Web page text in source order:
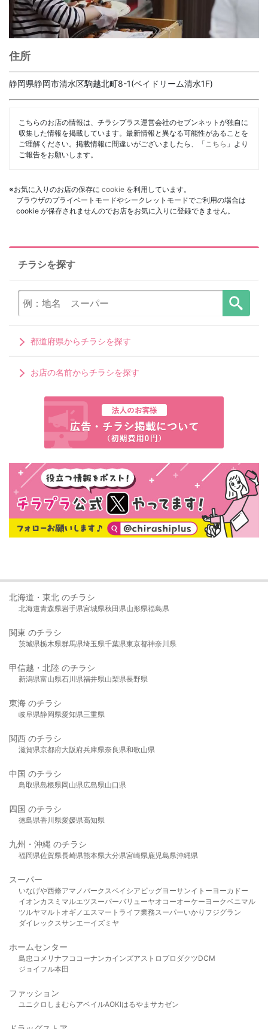
住所
静岡県静岡市清水区駒越北町8-1(ベイドリーム清水1F)
こちらのお店の情報は、チラシプラス運営会社のセブンネットが独自に
収集した情報を掲載しています。最新情報と異なる可能性があることを
ご理解ください。掲載情報に間違いがございましたら、「 こちら 」より
ご報告をお願いします。
※お気に入りのお店の保存に cookie を利用しています。
ブラウザのプライベートモードやシークレットモードでご利用の場合は
cookie が保存されませんのでお店をお気に入りに登録できません。
チラシを探す
都道府県からチラシを探す
お店の名前からチラシを探す
北海道・東北 のチラシ
北海道青森県岩手県宮城県秋田県山形県福島県
関東 のチラシ
茨城県栃木県群馬県埼玉県千葉県東京都神奈川県
甲信越・北陸 のチラシ
新潟県富山県石川県福井県山梨県長野県
東海 のチラシ
岐阜県静岡県愛知県三重県
関西 のチラシ
滋賀県京都府大阪府兵庫県奈良県和歌山県
中国 のチラシ
鳥取県島根県岡山県広島県山口県
四国 のチラシ
徳島県香川県愛媛県高知県
九州・沖縄 のチラシ
福岡県佐賀県長崎県熊本県大分県宮崎県鹿児島県沖縄県
スーパー
いなげや西條アマノパークスベイシア ビッグヨーサンイトーヨーカドー
イオンカスミ マルエツスーパーバリューヤオコーオーケー ヨークベニマル
ツルヤマルト オギノ エスマート ライフ業務スーパーいかり フジグラン
ダイレックスサンエーイズミヤ
ホームセンター
島忠 コメリ ナフコ コーナンカインズアストロプロダクツDCM
ジョイフル本田
ファッション
ユニクロ しまむら アベイルAOKIはるやま サカゼン